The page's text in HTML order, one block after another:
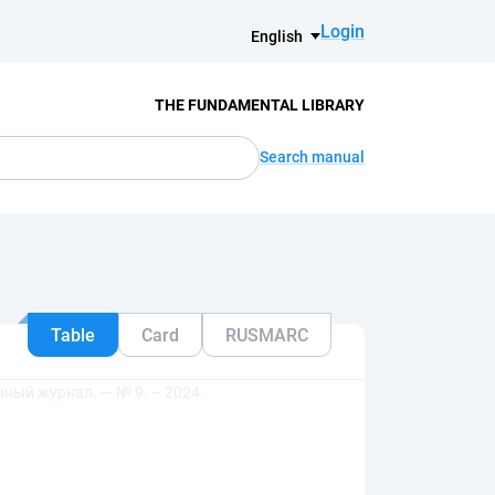
English Login
THE FUNDAMENTAL LIBRARY
Search manual
Table Card RUSMARC